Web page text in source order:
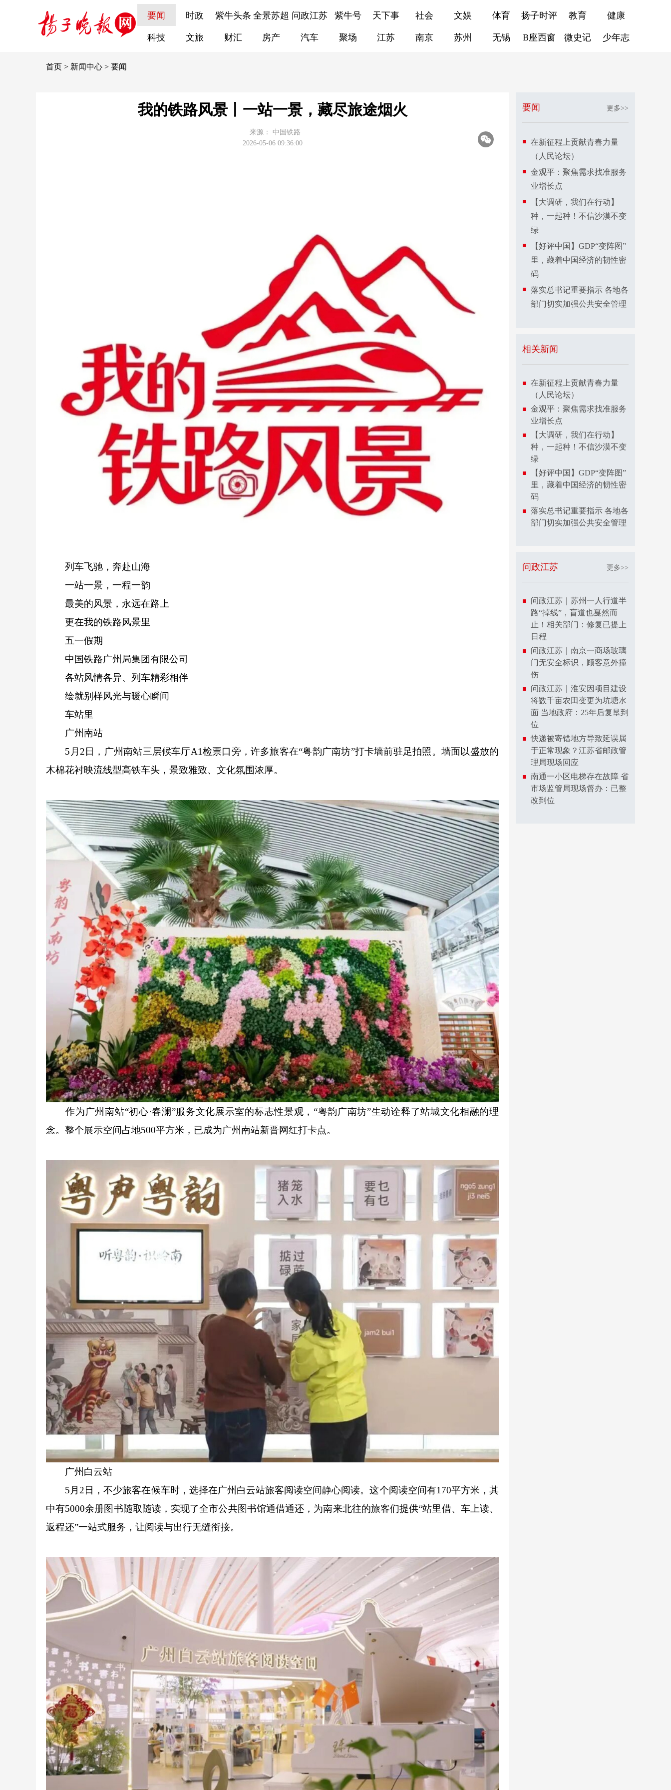
要闻 时政 紫牛头条 全景苏超 问政江苏 紫牛号 天下事 社会 文娱 体育 扬子时评 教育 健康
科技 文旅 财汇 房产 汽车 聚场 江苏 南京 苏州 无锡 B座西窗 微史记 少年志
首页 > 新闻中心 > 要闻
我的铁路风景丨一站一景，藏尽旅途烟火
来源：
中国铁路
2026-05-06 09:36:00
列车飞驰，奔赴山海
一站一景，一程一韵
最美的风景，永远在路上
更在我的铁路风景里
五一假期
中国铁路广州局集团有限公司
各站风情各异、列车精彩相伴
绘就别样风光与暖心瞬间
车站里
广州南站
5月2日，广州南站三层候车厅A1检票口旁，许多旅客在“粤韵广南坊”打卡墙前驻足拍照。墙面以盛放的
木棉花衬映流线型高铁车头，景致雅致、文化氛围浓厚。
作为广州南站“初心·春澜”服务文化展示室的标志性景观，“粤韵广南坊”生动诠释了站城文化相融的理
念。整个展示空间占地500平方米，已成为广州南站新晋网红打卡点。
广州白云站
5月2日，不少旅客在候车时，选择在广州白云站旅客阅读空间静心阅读。这个阅读空间有170平方米，其
中有5000余册图书随取随读，实现了全市公共图书馆通借通还，为南来北往的旅客们提供“站里借、车上读、
返程还”一站式服务，让阅读与出行无缝衔接。
要闻 更多>>
在新征程上贡献青春力量
（人民论坛）
金观平：聚焦需求找准服务
业增长点
【大调研，我们在行动】
种，一起种！不信沙漠不变
绿
【好评中国】GDP“变阵图”
里，藏着中国经济的韧性密
码
落实总书记重要指示 各地各
部门切实加强公共安全管理
相关新闻
在新征程上贡献青春力量
（人民论坛）
金观平：聚焦需求找准服务
业增长点
【大调研，我们在行动】
种，一起种！不信沙漠不变
绿
【好评中国】GDP“变阵图”
里，藏着中国经济的韧性密
码
落实总书记重要指示 各地各
部门切实加强公共安全管理
问政江苏 更多>>
问政江苏｜苏州一人行道半
路“掉线”，盲道也戛然而
止！相关部门：修复已提上
日程
问政江苏｜南京一商场玻璃
门无安全标识，顾客意外撞
伤
问政江苏｜淮安因项目建设
将数千亩农田变更为坑塘水
面 当地政府：25年后复垦到
位
快递被寄错地方导致延误属
于正常现象？江苏省邮政管
理局现场回应
南通一小区电梯存在故障 省
市场监管局现场督办：已整
改到位